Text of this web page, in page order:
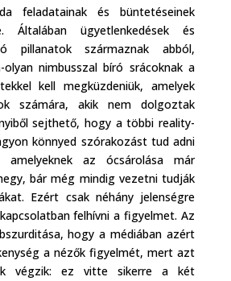
feladatainak és büntetéseinek
Általában ügyetlenkedések és
pillanatok származnak abból,
nimbusszal bíró srácoknak a
kell megküzdeniük, amelyek
számára, akik nem dolgoztak
sejthető, hogy a többi reality-
könnyed szórakozást tud adni
az ócsárolása már
bár még mindig vezetni tudják
Ezért csak néhány jelenségre
felhívni a figyelmet. Az
hogy a médiában azért
a nézők figyelmét, mert azt
végzik: ez vitte sikerre a két